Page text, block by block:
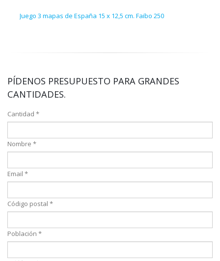
Juego 3 mapas de España 15 x 12,5 cm. Faibo 250
PÍDENOS PRESUPUESTO PARA GRANDES
CANTIDADES.
Cantidad *
Nombre *
Email *
Código postal *
Población *